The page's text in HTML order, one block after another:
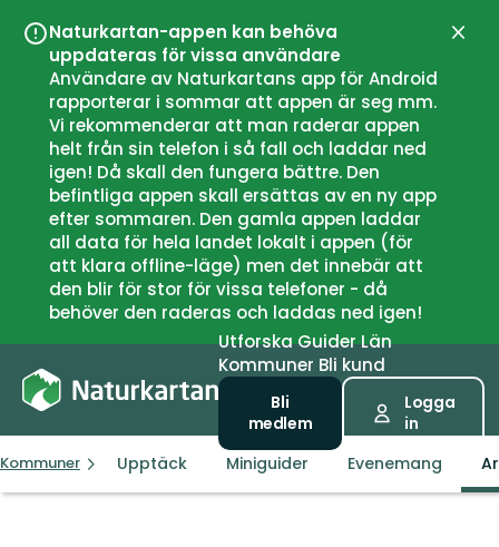
Naturkartan-appen kan behöva
uppdateras för vissa användare
Användare av Naturkartans app för Android
rapporterar i sommar att appen är seg mm.
Vi rekommenderar att man raderar appen
helt från sin telefon i så fall och laddar ned
igen! Då skall den fungera bättre. Den
befintliga appen skall ersättas av en ny app
efter sommaren. Den gamla appen laddar
all data för hela landet lokalt i appen (för
att klara offline-läge) men det innebär att
den blir för stor för vissa telefoner - då
behöver den raderas och laddas ned igen!
UtforskaGuiderLän
Kommuner Bli kund
Bli
medlem
Logga
in
Kommuner Fjord
Upptäck Miniguider Evenemang